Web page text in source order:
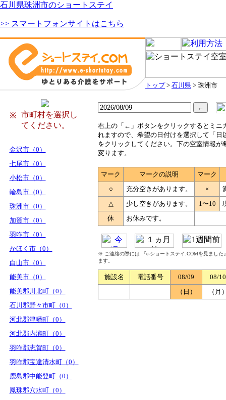
石川県珠洲市のショートステイ
>> スマートフォンサイトはこちら
トップ> 石川県 > 珠洲市
※
市町村を選択し
てください。
金沢市（0）
七尾市（0）
小松市（0）
輪島市（0）
珠洲市（0）
加賀市（0）
羽咋市（0）
かほく市（0）
白山市（0）
能美市（0）
能美郡川北町（0）
石川郡野々市町（0）
河北郡津幡町（0）
河北郡内灘町（0）
羽咋郡志賀町（0）
羽咋郡宝達清水町（0）
鹿島郡中能登町（0）
鳳珠郡穴水町（0）
右上の「←」ボタンをクリックするとミニ
れますので、希望の日付けを選択して「日
をクリックしてください。下の空室情報が
変ります。
マーク マークの説明
マーク
○
充分空きがあります。 ×
△
少し空きがあります。 1〜10
休
お休みです。
※ ご連絡の際には 『e-ショートステイ.COMを見まし
ます。
施設名 電話番号 08/09
08/10
（日）
（月